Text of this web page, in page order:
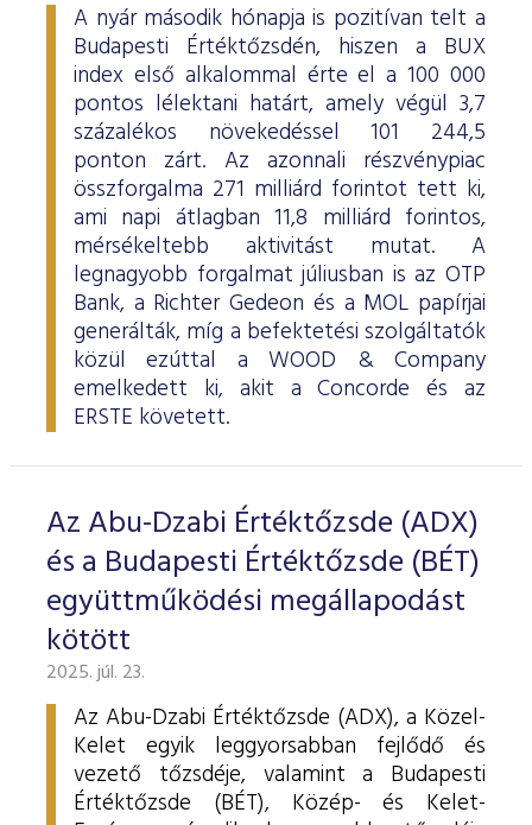
A nyár második hónapja is pozitívan telt a
Budapesti Értéktőzsdén, hiszen a BUX
index első alkalommal érte el a 100 000
pontos lélektani határt, amely végül 3,7
százalékos növekedéssel 101 244,5
ponton zárt. Az azonnali részvénypiac
összforgalma 271 milliárd forintot tett ki,
ami napi átlagban 11,8 milliárd forintos,
mérsékeltebb aktivitást mutat. A
legnagyobb forgalmat júliusban is az OTP
Bank, a Richter Gedeon és a MOL papírjai
generálták, míg a befektetési szolgáltatók
közül ezúttal a WOOD & Company
emelkedett ki, akit a Concorde és az
ERSTE követett.
Az Abu-Dzabi Értéktőzsde (ADX)
és a Budapesti Értéktőzsde (BÉT)
együttműködési megállapodást
kötött
2025. júl. 23.
Az Abu-Dzabi Értéktőzsde (ADX), a Közel-
Kelet egyik leggyorsabban fejlődő és
vezető tőzsdéje, valamint a Budapesti
Értéktőzsde (BÉT), Közép- és Kelet-